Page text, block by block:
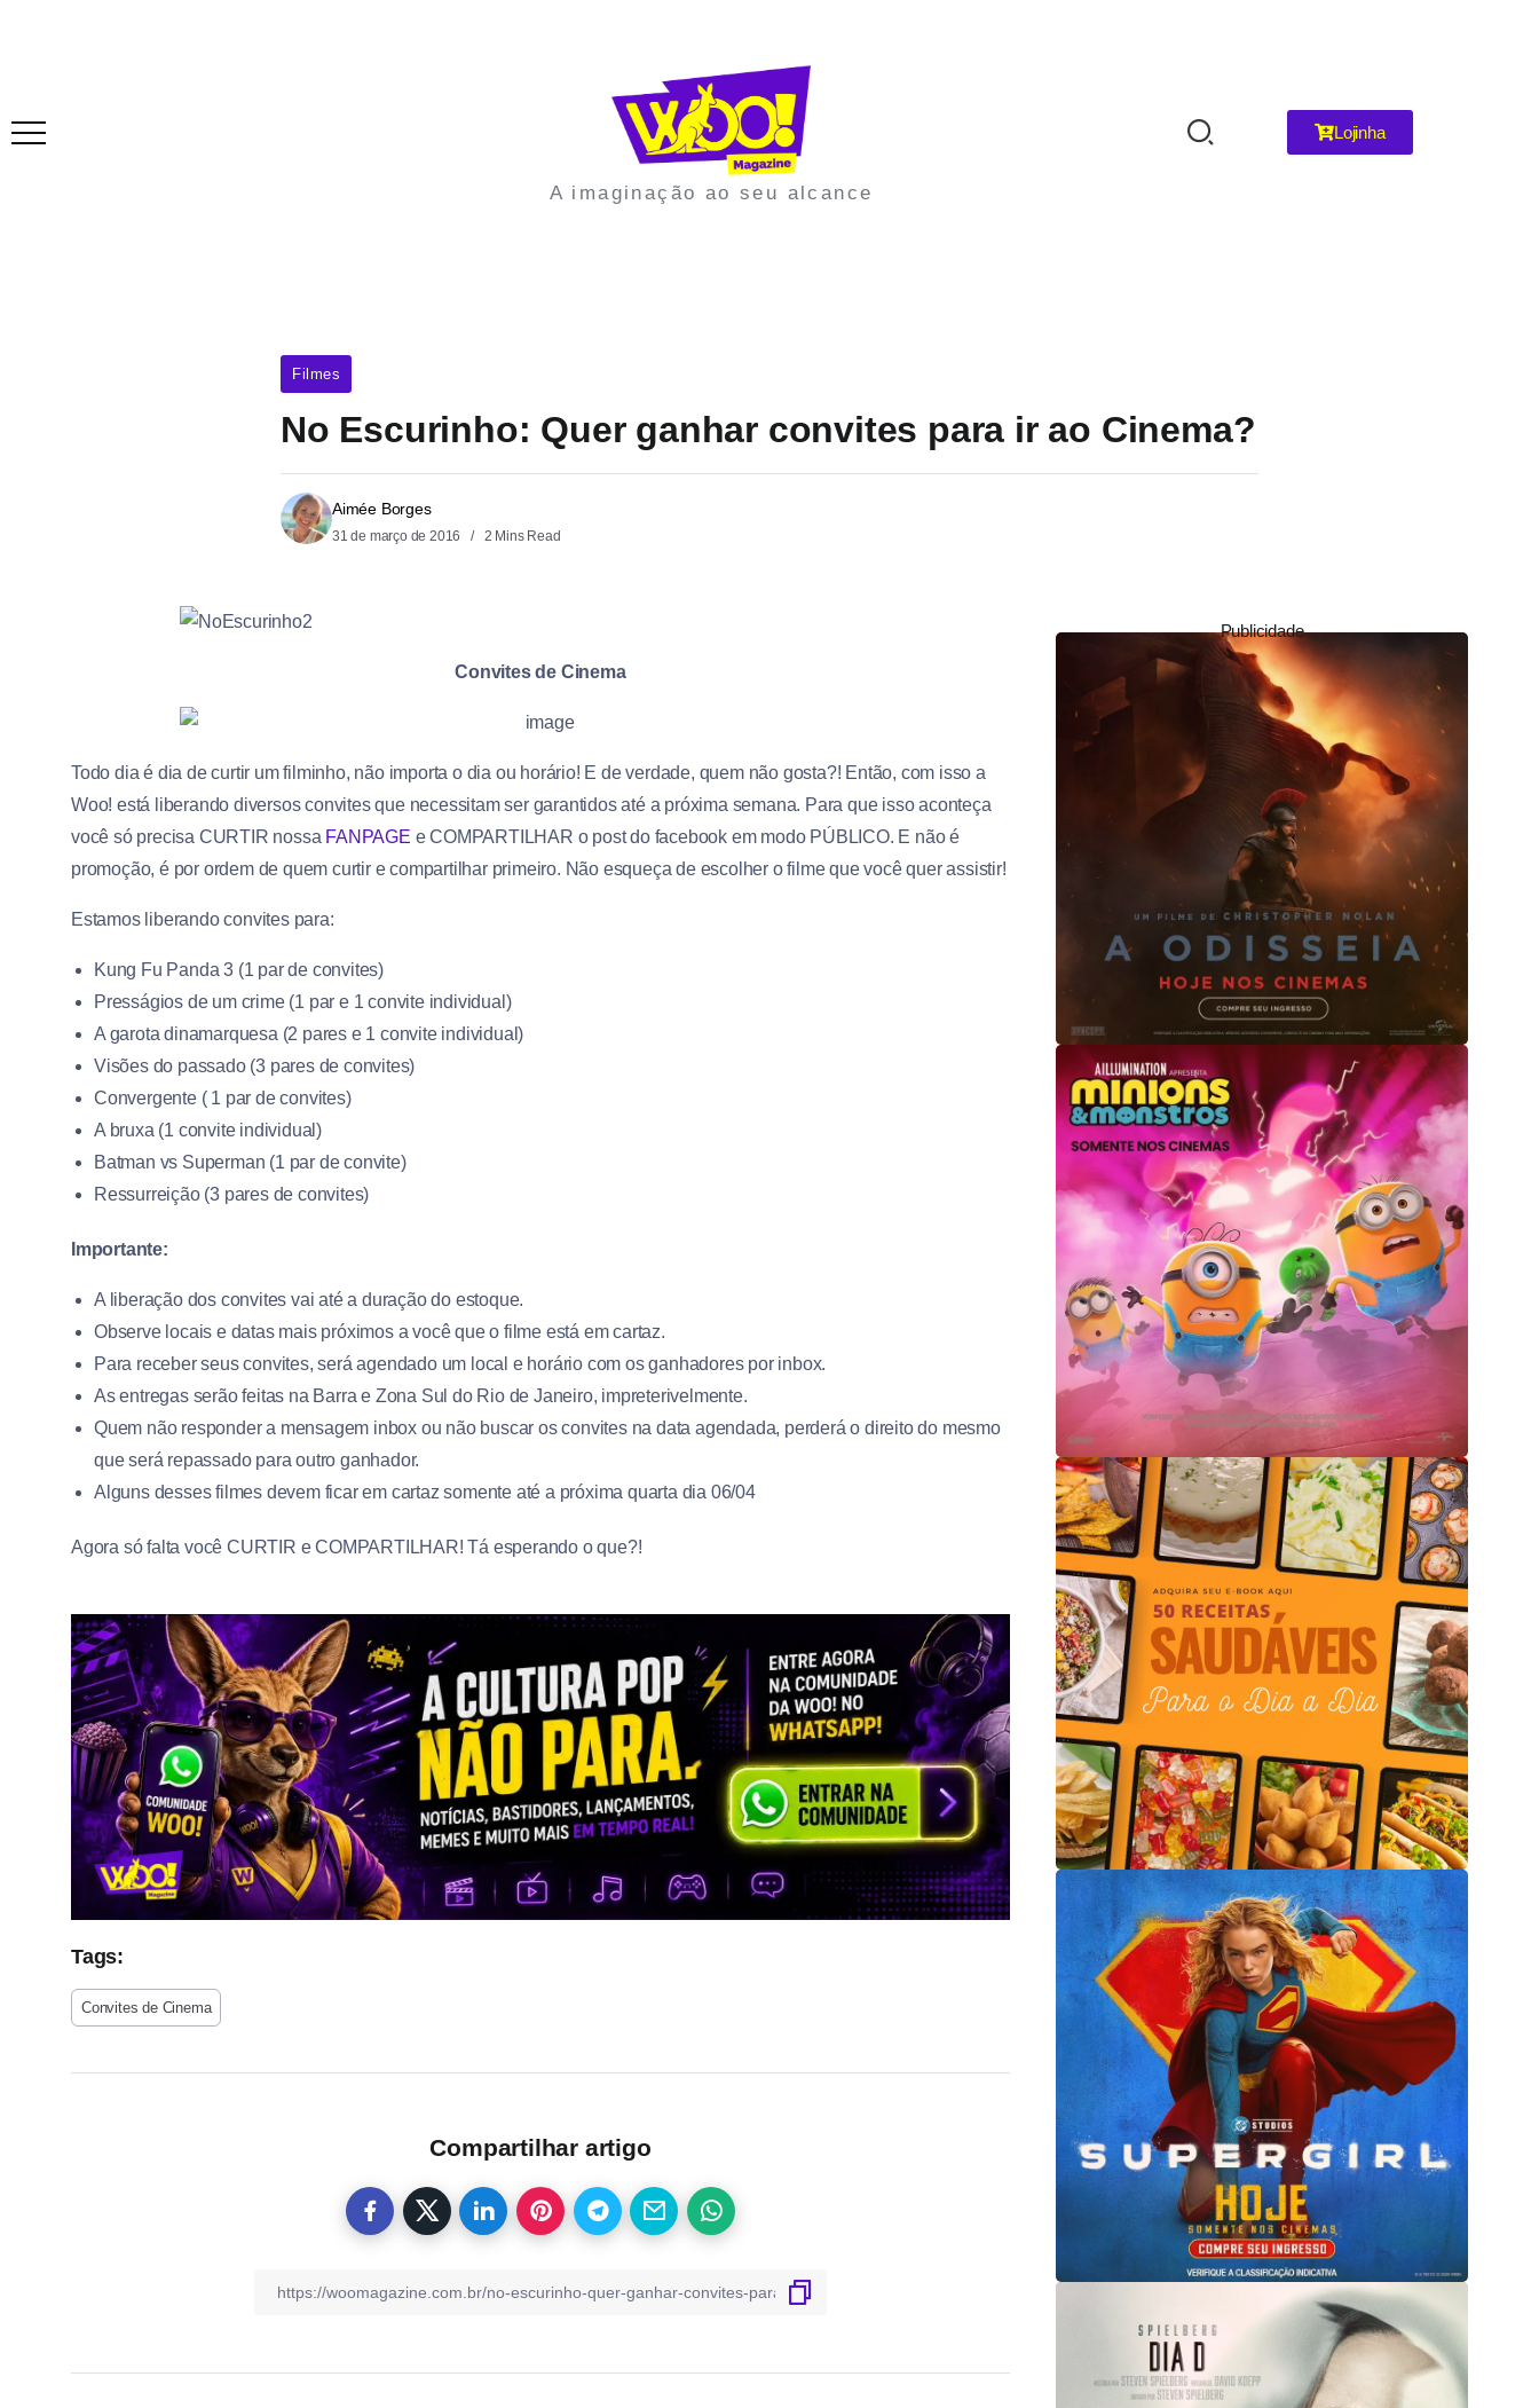
A imaginação ao seu alcance
Lojinha
Filmes
No Escurinho: Quer ganhar convites para ir ao Cinema?
Aimée Borges
31 de março de 2016 2 Mins Read
Convites de Cinema
Todo dia é dia de curtir um filminho, não importa o dia ou horário! E de verdade, quem não gosta?! Então, com isso a
Woo! está liberando diversos convites que necessitam ser garantidos até a próxima semana. Para que isso aconteça
você só precisa CURTIR nossa FANPAGE e COMPARTILHAR o post do facebook em modo PÚBLICO. E não é
promoção, é por ordem de quem curtir e compartilhar primeiro. Não esqueça de escolher o filme que você quer assistir!
Estamos liberando convites para:
Kung Fu Panda 3 (1 par de convites)
Presságios de um crime (1 par e 1 convite individual)
A garota dinamarquesa (2 pares e 1 convite individual)
Visões do passado (3 pares de convites)
Convergente ( 1 par de convites)
A bruxa (1 convite individual)
Batman vs Superman (1 par de convite)
Ressurreição (3 pares de convites)
Importante:
A liberação dos convites vai até a duração do estoque.
Observe locais e datas mais próximos a você que o filme está em cartaz.
Para receber seus convites, será agendado um local e horário com os ganhadores por inbox.
As entregas serão feitas na Barra e Zona Sul do Rio de Janeiro, impreterivelmente.
Quem não responder a mensagem inbox ou não buscar os convites na data agendada, perderá o direito do mesmo
que será repassado para outro ganhador.
Alguns desses filmes devem ficar em cartaz somente até a próxima quarta dia 06/04
Agora só falta você CURTIR e COMPARTILHAR! Tá esperando o que?!
Tags:
Convites de Cinema
Compartilhar artigo
Publicidade